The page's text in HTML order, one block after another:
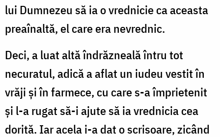
lui Dumnezeu să ia o vrednicie ca aceasta
preaînaltă, el care era nevrednic.
Deci, a luat altă îndrăzneală întru tot
necuratul, adică a aflat un iudeu vestit în
vrăji și în farmece, cu care s-a împrietenit
și l-a rugat să-i ajute să ia vrednicia cea
dorită. Iar acela i-a dat o scrisoare, zicând